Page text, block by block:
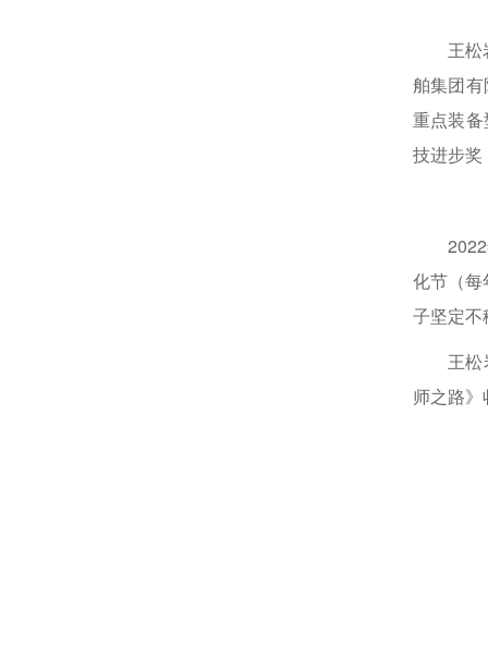
王
舶集团
重点装
技进步
化节（
子坚定
王
师之路